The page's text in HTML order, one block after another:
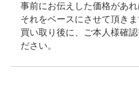
事前にお伝えした価格があ
それをベースにさせて頂きま
買い取り後に、ご本人様確
ださい。